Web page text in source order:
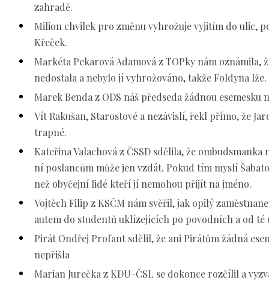
zahradě.
Milion chvilek pro změnu vyhrožuje vyjitím do ulic,
Křeček.
Markéta Pekarová Adamová z TOPky nám oznámila,
nedostala a nebylo jí vyhrožováno, takže Foldyna lže.
Marek Benda z ODS náš předseda žádnou esemesku
Vít Rakušan, Starostové a nezávislí, řekl přímo, že
trapné.
Kateřina Valachová z ČSSD sdělila, že ombudsmanka
ní poslancům může jen vzdát. Pokud tím myslí
než obyčejní lidé kteří jí nemohou přijít na jméno.
Vojtěch Filip z KSČM nám svěřil, jak opilý
autem do studentů uklízejících po povodních a od té
Pirát Ondřej Profant sdělil, že ani Pirátům žádná
nepřišla
Marian Jurečka z KDU-ČSL se dokonce rozčílil a